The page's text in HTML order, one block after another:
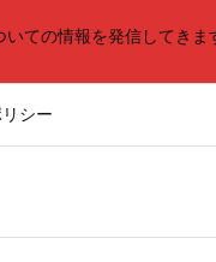
ての情報を発信してきま
シー